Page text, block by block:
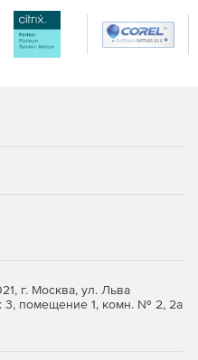
для быстрого
на технических
позволяет легко
редактор с богатым
г. Москва, ул. Льва
3, помещение 1, комн. № 2, 2а